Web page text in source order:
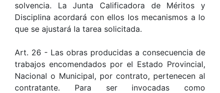
solvencia. La Junta Calificadora de Méritos y
Disciplina acordará con ellos los mecanismos a lo
que se ajustará la tarea solicitada.
Art. 26 - Las obras producidas a consecuencia de
trabajos encomendados por el Estado Provincial,
Nacional o Municipal, por contrato, pertenecen al
contratante. Para ser invocadas como